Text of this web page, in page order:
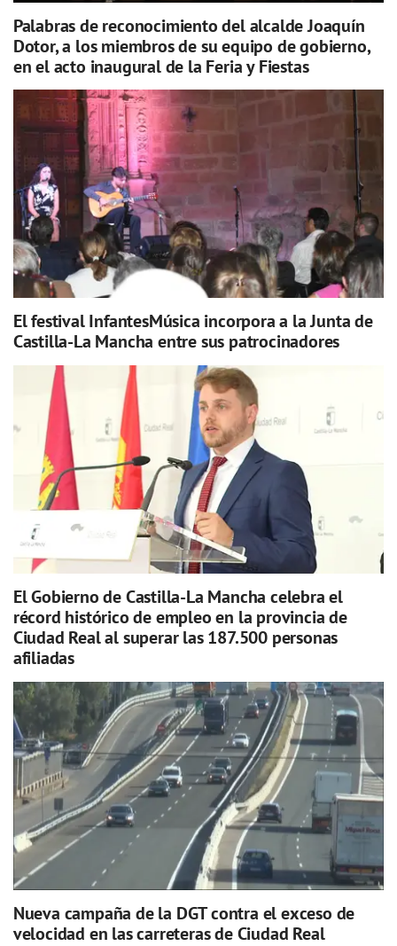
Palabras de reconocimiento del alcalde Joaquín
Dotor, a los miembros de su equipo de gobierno,
en el acto inaugural de la Feria y Fiestas
El festival InfantesMúsica incorpora a la Junta de
Castilla-La Mancha entre sus patrocinadores
El Gobierno de Castilla-La Mancha celebra el
récord histórico de empleo en la provincia de
Ciudad Real al superar las 187.500 personas
afiliadas
Nueva campaña de la DGT contra el exceso de
velocidad en las carreteras de Ciudad Real